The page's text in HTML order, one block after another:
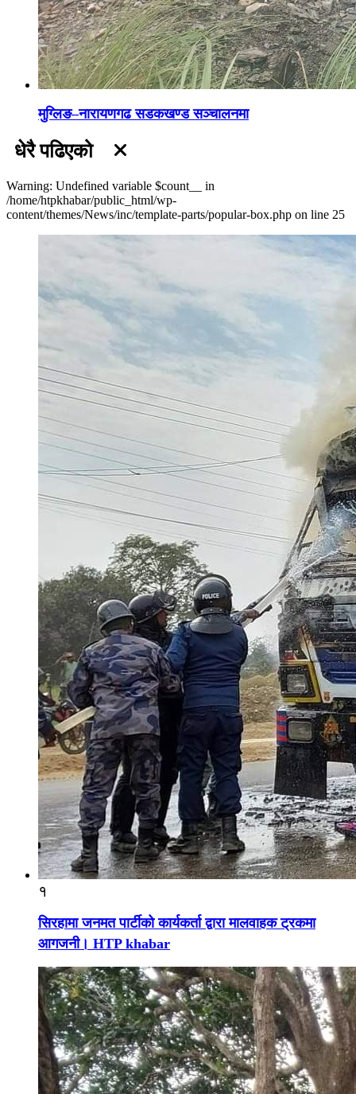
मुग्लिङ–नारायणगढ सडकखण्ड सञ्चालनमा
धेरै पढिएको
Warning: Undefined variable $count__ in
/home/htpkhabar/public_html/wp-
content/themes/News/inc/template-parts/popular-box.php on line 25
१
सिरहामा जनमत पार्टीको कार्यकर्ता द्वारा मालवाहक ट्रकमा
आगजनी। HTP khabar